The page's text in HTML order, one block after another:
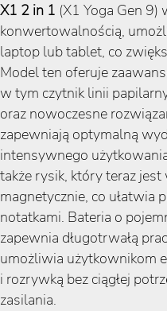
X1 2 in 1 (X1 Yoga Gen
konwertowalnością,
laptop lub tablet, co
Model ten oferuje
w tym czytnik linii
oraz nowoczesne
zapewniają optymalną
intensywnego
także rysik, który teraz
magnetycznie, co ułatwia
notatkami. Bateria o
zapewnia długotrwałą
umożliwia użytkownikom
i rozrywką bez ciągłej
zasilania.